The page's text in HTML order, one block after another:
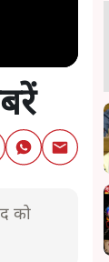
को